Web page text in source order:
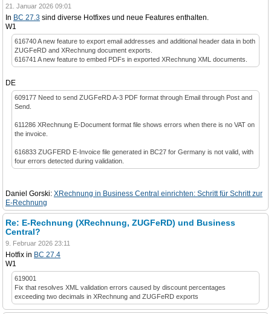
21. Januar 2026 09:01
In BC 27.3 sind diverse Hotfixes und neue Features enthalten.
W1
616740 A new feature to export email addresses and additional header data in both
ZUGFeRD and XRechnung document exports.
616741 A new feature to embed PDFs in exported XRechnung XML documents.
DE
609177 Need to send ZUGFeRD A-3 PDF format through Email through Post and
Send.
611286 XRechnung E-Document format file shows errors when there is no VAT on
the invoice.
616833 ZUGFERD E-Invoice file generated in BC27 for Germany is not valid, with
four errors detected during validation.
Daniel Gorski: XRechnung in Business Central einrichten: Schritt für Schritt zur
E-Rechnung
Re: E-Rechnung (XRechnung, ZUGFeRD) und Business
Central?
9. Februar 2026 23:11
Hotfix in BC 27.4
W1
619001
Fix that resolves XML validation errors caused by discount percentages
exceeding two decimals in XRechnung and ZUGFeRD exports